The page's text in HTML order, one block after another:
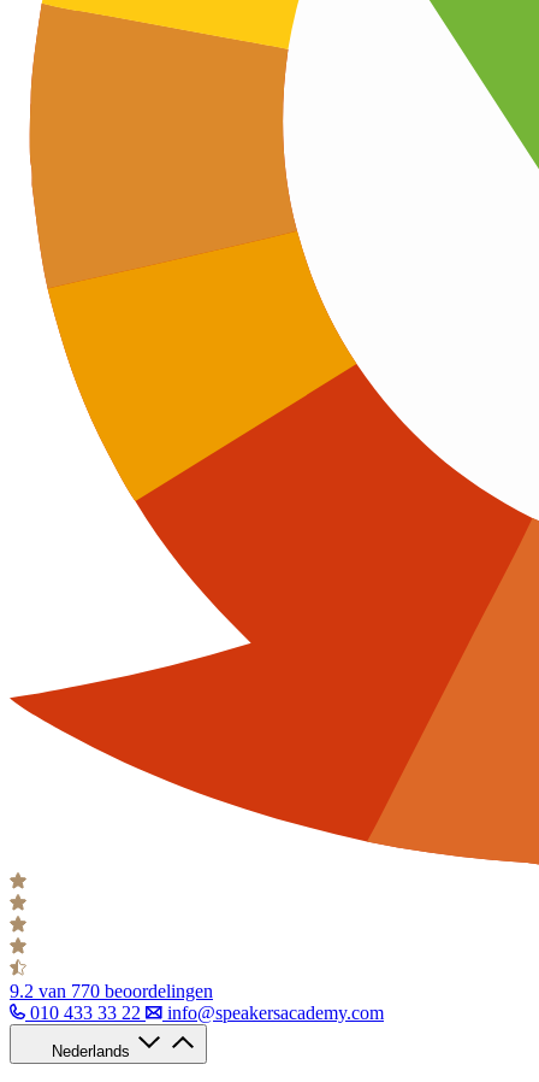
9.2 van 770 beoordelingen
010 433 33 22
info@speakersacademy.com
Nederlands